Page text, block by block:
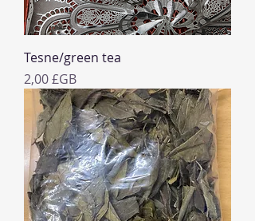
Tesne/green tea
Prix
2,00 £GB